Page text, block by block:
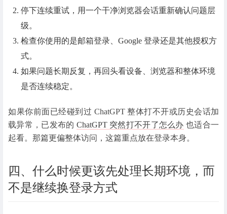
停下连续重试，用一个干净浏览器会话重新确认问题层
级。
检查你使用的是邮箱登录、Google 登录还是其他授权方
式。
如果问题长期反复，再回头看设备、浏览器和整体环境
是否连续稳定。
如果你前面已经碰到过 ChatGPT 整体打不开或历史会话加
载异常，已发布的 ChatGPT 突然打不开了怎么办 也适合一
起看。那篇更偏整体访问，这篇重点放在登录本身。
四、什么时候更该先处理长期环境，而
不是继续换登录方式